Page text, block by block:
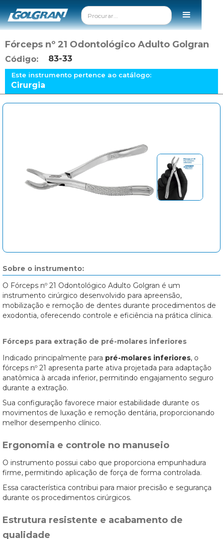
Fórceps nº 21 Odontológico Adulto Golgran
Código: 83-33
Este instrumento pertence ao catálogo:
Cirurgia
Sobre o instrumento:
O Fórceps nº 21 Odontológico Adulto Golgran é um
instrumento cirúrgico desenvolvido para apreensão,
mobilização e remoção de dentes durante procedimentos de
exodontia, oferecendo controle e eficiência na prática clínica.
Fórceps para extração de pré-molares inferiores
Indicado principalmente para pré-molares inferiores, o
fórceps nº 21 apresenta parte ativa projetada para adaptação
anatômica à arcada inferior, permitindo engajamento seguro
durante a extração.
Sua configuração favorece maior estabilidade durante os
movimentos de luxação e remoção dentária, proporcionando
melhor desempenho clínico.
Ergonomia e controle no manuseio
O instrumento possui cabo que proporciona empunhadura
firme, permitindo aplicação de força de forma controlada.
Essa característica contribui para maior precisão e segurança
durante os procedimentos cirúrgicos.
Estrutura resistente e acabamento de
qualidade